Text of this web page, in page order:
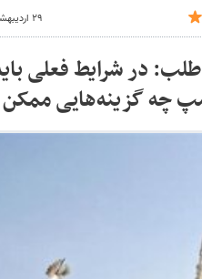
۲۹ اردیبهشت ۱۴۰۵ - ۰۶:۳۹
در شرایط فعلی
چه گزینه‌هایی